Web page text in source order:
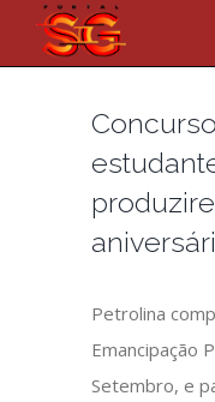
Petrolina
Emancipação
Setembro, e